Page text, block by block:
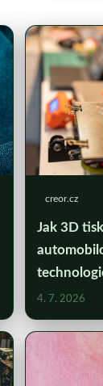
creor.cz
Jak 3D
4. 7. 2026